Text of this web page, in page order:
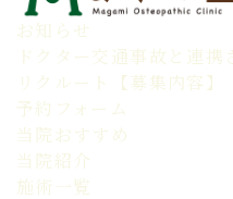
お知らせ
ドクター交通事故と連携
リクルート【募集内容】
予約フォーム
当院おすすめ
当院紹介
施術一覧